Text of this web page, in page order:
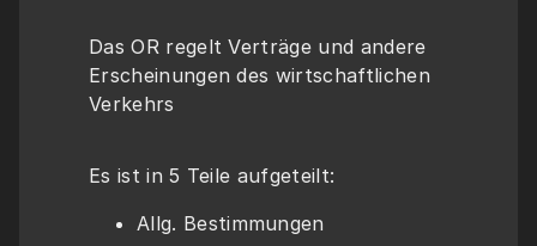
Das OR regelt Verträge und andere
Erscheinungen des wirtschaftlichen
Verkehrs
Es ist in 5 Teile aufgeteilt:
Allg. Bestimmungen